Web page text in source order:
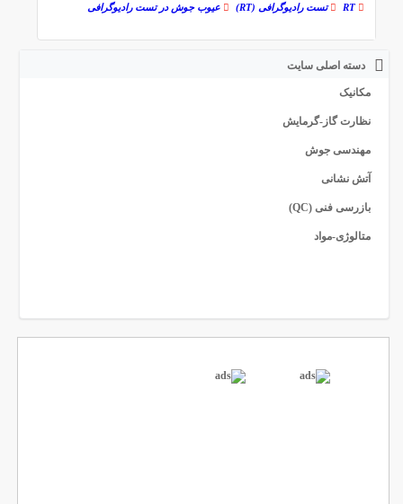
RT تست رادیوگرافی (RT) عیوب جوش در تست رادیوگرافی
دسته اصلی سایت
مکانیک
نظارت گاز-گرمایش
مهندسی جوش
آتش نشانی
بازرسی فنی (QC)
متالوژی-مواد